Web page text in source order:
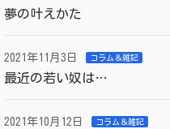
夢の叶えかた
2021年11月3日 コラム＆雑記
最近の若い奴は…
2021年10月12日 コラム＆雑記